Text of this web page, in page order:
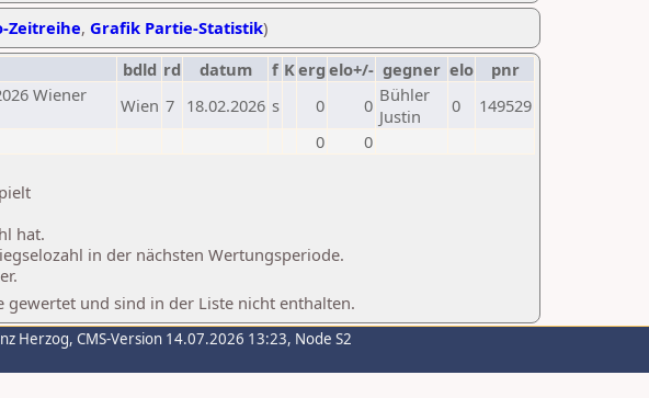
Zeitreihe, Grafik Partie-Statistik)
bdld rd datum f Kerg elo+/- gegner elo
pnr
Wiener
Wien 7 18.02.2026 s 0 0 Bühler
Justin
0
149529
0
0
hat.
in der nächsten Wertungsperiode.
und sind in der Liste nicht enthalten.
Herzog, CMS-Version 14.07.2026 13:23, Node S2